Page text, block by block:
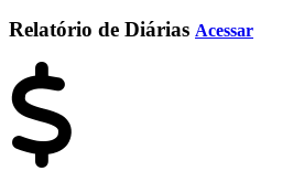
Relatório de Diárias Acessar